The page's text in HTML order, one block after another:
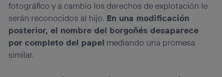
fotográfico y a cambio los derechos de explotación le
serán reconocidos al hijo. En una modificación
posterior, el nombre del borgoñés desaparece
por completo del papel mediando una promesa
similar.